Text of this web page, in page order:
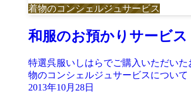
着物のコンシェルジュサービス
和服のお預かりサービ
特選呉服いしはらでご購入いただい
物のコンシェルジュサービスについ
2013年10月28日